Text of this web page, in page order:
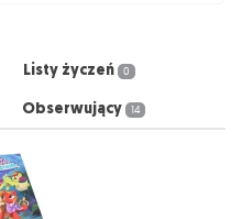
Listy życzeń 0
Obserwujący 14